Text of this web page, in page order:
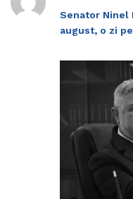
Senator Ninel
august, o zi